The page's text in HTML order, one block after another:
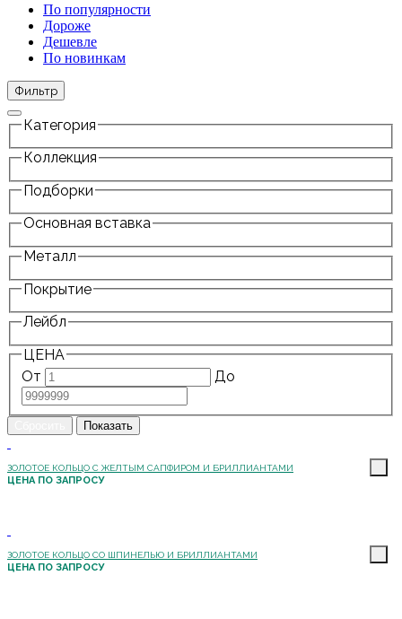
По популярности
Дороже
Дешевле
По новинкам
Фильтр
Категория
Коллекция
Подборки
Основная вставка
Металл
Покрытие
Лейбл
ЦЕНА
От
До
ЗОЛОТОЕ КОЛЬЦО С ЖЕЛТЫМ САПФИРОМ И БРИЛЛИАНТАМИ
ЦЕНА ПО ЗАПРОСУ
ЗОЛОТОЕ КОЛЬЦО СО ШПИНЕЛЬЮ И БРИЛЛИАНТАМИ
ЦЕНА ПО ЗАПРОСУ